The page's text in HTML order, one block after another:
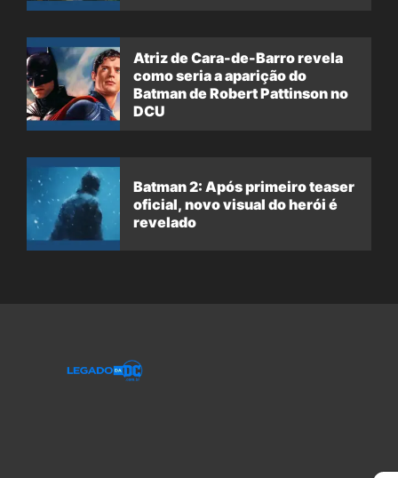
Atriz de Cara-de-Barro revela
como seria a aparição do
Batman de Robert Pattinson no
DCU
Batman 2: Após primeiro teaser
oficial, novo visual do herói é
revelado